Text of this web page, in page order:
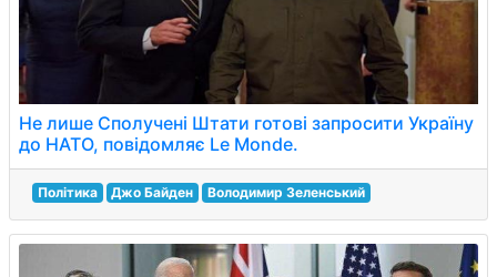
Не лише Сполучені Штати готові запросити Україну
до НАТО, повідомляє Le Monde.
Політика Джо Байден Володимир Зеленський